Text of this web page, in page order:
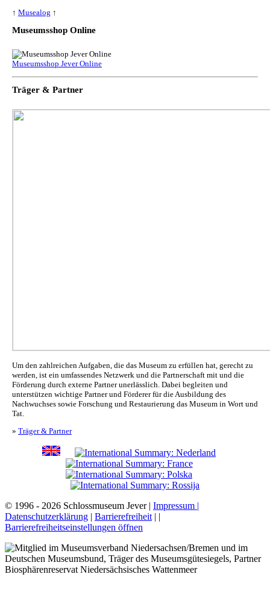
↑ Musealog ↑
Museumsshop Online
Museumsshop Jever Online
Träger & Partner
Um den zahlreichen Aufgaben, die das Museum zu erfüllen hat, gerecht zu
werden, ist ein umfassendes Netzwerk und die Partnerschaft mit und die
Förderung durch externe Partner unerlässlich. Dabei begleiten und
unterstützen wichtige Partner und Förderer für die Ausbildung des
Nachwuchses sowie Forschung und Restaurierung das Museum in Wort und
Tat.
» Träger & Partner
© 1996 - 2026 Schlossmuseum Jever | Impressum |
Datenschutzerklärung | Barrierefreiheit | |
Barrierefreiheitseinstellungen öffnen